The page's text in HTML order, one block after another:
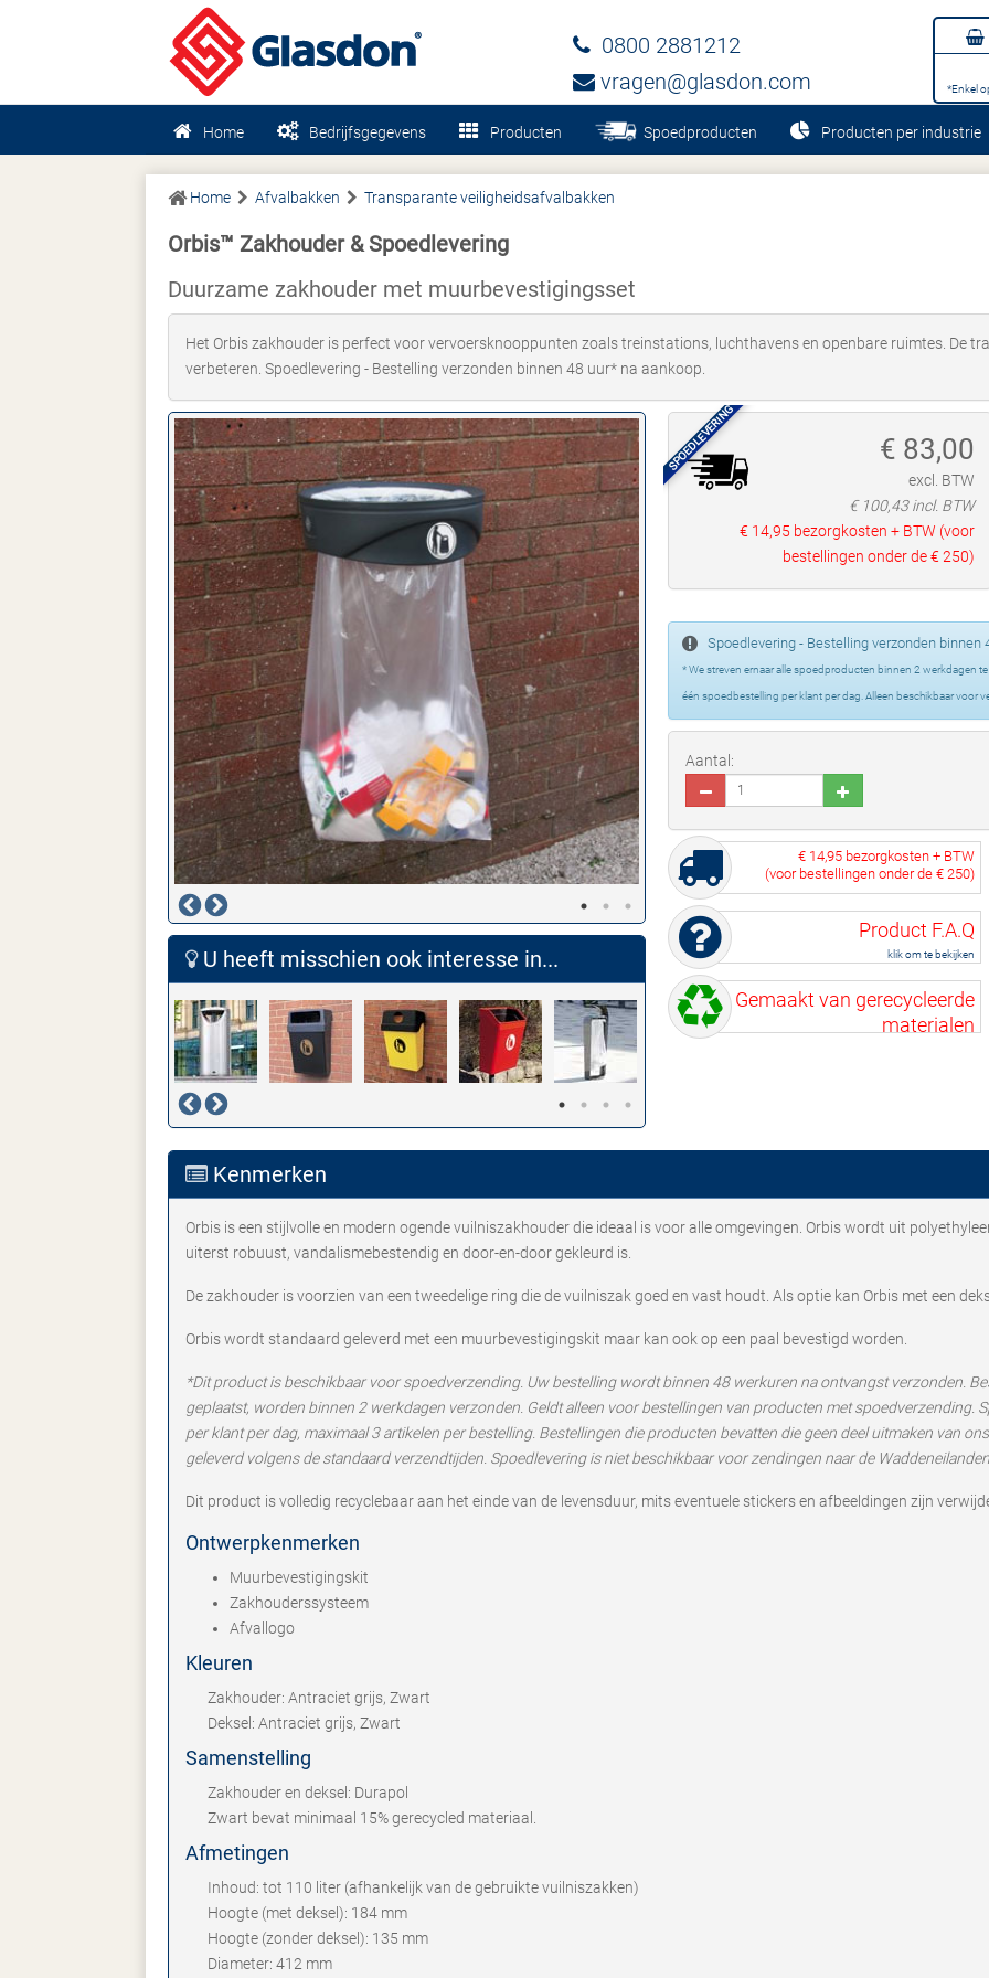
*Enkel
0800 2881212
vragen@glasdon.com
Home Bedrijfsgegevens Producten Spoedproducten Producten per industrie
Home Afvalbakken Transparante veiligheidsafvalbakken
Orbis™ Zakhouder & Spoedlevering
Duurzame zakhouder met muurbevestigingsset
Het Orbis zakhouder is perfect voor vervoersknooppunten zoals treinstations, luchthavens en openbare ruimtes. De
verbeteren. Spoedlevering - Bestelling verzonden binnen 48 uur* na aankoop.
U heeft misschien ook interesse in...
SPOEDLEVERING € 83,00
excl. BTW
€ 100,43incl. BTW
€ 14,95 bezorgkosten + BTW (voor
bestellingen onder de€ 250)
Spoedlevering - Bestelling verzonden binnen
* We streven ernaar alle spoedproducten binnen 2 werkdagen
één spoedbestelling per klant per dag. Alleen beschikbaar voor
Aantal:
€ 14,95bezorgkosten + BTW
(voor bestellingen onder de € 250)
Product F.A.Q
klik om te bekijken
Gemaakt van gerecycleerde
materialen
Kenmerken
Orbis is een stijlvolle en modern ogende vuilniszakhouder die ideaal is voor alle omgevingen. Orbis wordt uit
uiterst robuust, vandalismebestendig en door-en-door gekleurd is.
De zakhouder is voorzien van een tweedelige ring die de vuilniszak goed en vast houdt. Als optie kan Orbis met een
Orbis wordt standaard geleverd met een muurbevestigingskit maar kan ook op een paal bevestigd worden.
*Dit product is beschikbaar voor spoedverzending. Uw bestelling wordt binnen 48 werkuren na ontvangst verzonden.
geplaatst, worden binnen 2 werkdagen verzonden. Geldt alleen voor bestellingen van producten met spoedverzending.
per klant per dag, maximaal 3 artikelen per bestelling. Bestellingen die producten bevatten die geen deel uitmaken van
geleverd volgens de standaard verzendtijden. Spoedlevering is niet beschikbaar voor zendingen naar de
Dit product is volledig recyclebaar aan het einde van de levensduur, mits eventuele stickers en afbeeldingen zijn
Ontwerpkenmerken
Muurbevestigingskit
Zakhouderssysteem
Afvallogo
Kleuren
Zakhouder: Antraciet grijs, Zwart
Deksel: Antraciet grijs, Zwart
Samenstelling
Zakhouder en deksel: Durapol
Zwart bevat minimaal 15% gerecycled materiaal.
Afmetingen
Inhoud: tot 110 liter (afhankelijk van de gebruikte vuilniszakken)
Hoogte (met deksel): 184 mm
Hoogte (zonder deksel): 135 mm
Diameter: 412 mm